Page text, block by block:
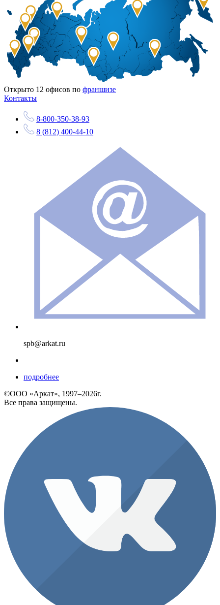
Открыто 12 офисов по франшизе
Контакты
8-800-350-38-93
8 (812) 400-44-10
spb@arkat.ru
подробнее
©ООО «Аркат», 1997–2026г.
Все права защищены.